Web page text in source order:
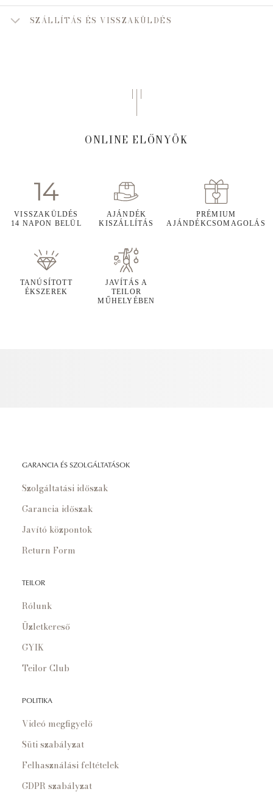
SZÁLLÍTÁS ÉS VISSZAKÜLDÉS
ONLINE ELŐNYÖK
VISSZAKÜLDÉS
14 NAPON BELÜL
AJÁNDÉK
KISZÁLLÍTÁS
PRÉMIUM
AJÁNDÉKCSOMAGOLÁS
TANÚSÍTOTT
ÉKSZEREK
JAVÍTÁS A
TEILOR
MŰHELYÉBEN
GARANCIA ÉS SZOLGÁLTATÁSOK
Szolgáltatási időszak
Garancia időszak
Javító központok
Return Form
TEILOR
Rólunk
Üzletkereső
GYIK
Teilor Club
POLITIKA
Videó megfigyelő
Süti szabályzat
Felhasználási feltételek
GDPR szabályzat